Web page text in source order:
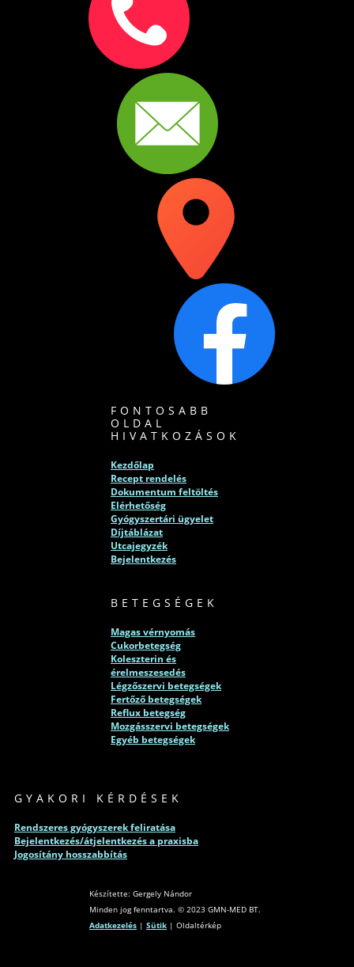
FONTOSABB
OLDAL
HIVATKOZÁSOK
Kezdőlap
Recept rendelés
Dokumentum feltöltés
Elérhetőség
Gyógyszertári ügyelet
Díjtáblázat
Utcajegyzék
Bejelentkezés
BETEGSÉGEK
Magas vérnyomás
Cukorbetegség
Koleszterin és
érelmeszesedés
Légzőszervi betegségek
Fertőző betegségek
Reflux betegség
Mozgásszervi betegségek
Egyéb betegségek
GYAKORI KÉRDÉSEK
Rendszeres gyógyszerek feliratása
Bejelentkezés/átjelentkezés a praxisba
Jogosítány hosszabbítás
Készítette: Gergely Nándor
Minden jog fenntartva. © 2023 GMN-MED BT.
Adatkezelés | Sütik | Oldaltérkép